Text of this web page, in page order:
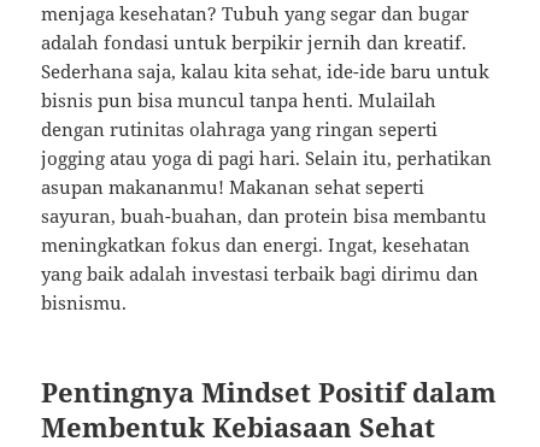
menjaga kesehatan? Tubuh yang segar dan bugar
adalah fondasi untuk berpikir jernih dan kreatif.
Sederhana saja, kalau kita sehat, ide-ide baru untuk
bisnis pun bisa muncul tanpa henti. Mulailah
dengan rutinitas olahraga yang ringan seperti
jogging atau yoga di pagi hari. Selain itu, perhatikan
asupan makananmu! Makanan sehat seperti
sayuran, buah-buahan, dan protein bisa membantu
meningkatkan fokus dan energi. Ingat, kesehatan
yang baik adalah investasi terbaik bagi dirimu dan
bisnismu.
Pentingnya Mindset Positif dalam
Membentuk Kebiasaan Sehat